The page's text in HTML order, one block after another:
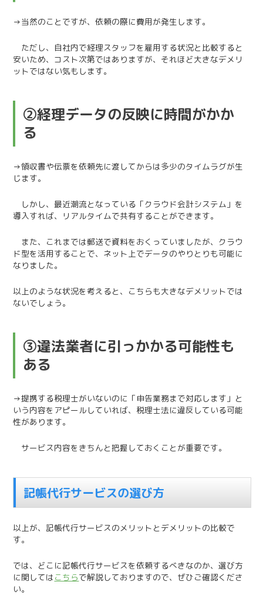
→当然のことですが、依頼の際に費用が発生します。
ただし、自社内で経理スタッフを雇用する状況と比較すると
安いため、コスト次第ではありますが、それほど大きなデメリ
ットではない気もします。
②経理データの反映に時間がかか
る
→領収書や伝票を依頼先に渡してからは多少のタイムラグが生
じます。
しかし、最近潮流となっている「クラウド会計システム」を
導入すれば、リアルタイムで共有することができます。
また、これまでは郵送で資料をおくっていましたが、クラウ
ド型を活用することで、ネット上でデータのやりとりも可能に
なりました。
以上のような状況を考えると、こちらも大きなデメリットでは
ないでしょう。
③違法業者に引っかかる可能性も
ある
→提携する税理士がいないのに「申告業務まで対応します」と
いう内容をアピールしていれば、税理士法に違反している可能
性があります。
サービス内容をきちんと把握しておくことが重要です。
記帳代行サービスの選び方
以上が、記帳代行サービスのメリットとデメリットの比較で
す。
では、どこに記帳代行サービスを依頼するべきなのか、選び方
に関しては こちらで解説しておりますので、ぜひご確認くださ
い。